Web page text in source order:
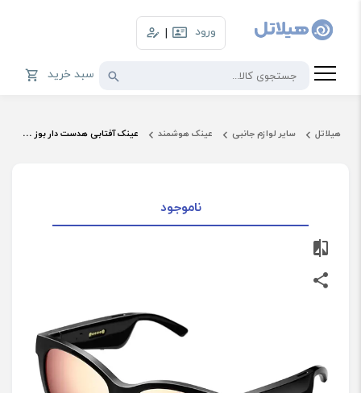
ورود |
سبد خرید
هیلاتل سایر لوازم جانبی عینک هوشمند عینک آفتابی هدست دار بوز مدل BOSE Frames Soprano
ناموجود